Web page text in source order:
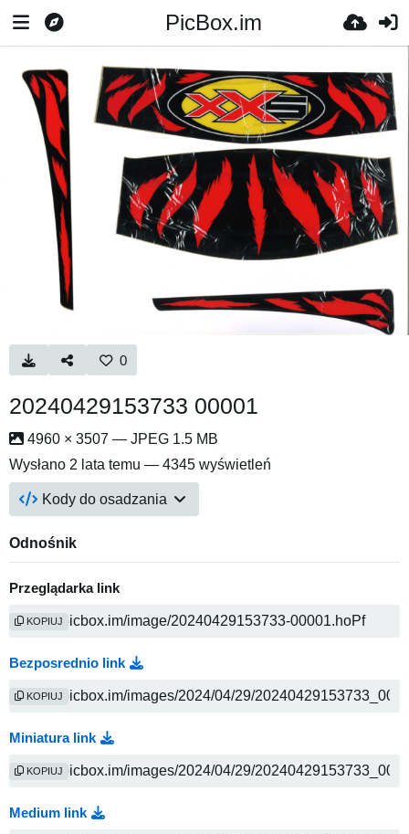
PicBox.im
0
20240429153733 00001
4960 × 3507 — JPEG 1.5 MB
Wysłano 2 lata temu — 4345 wyświetleń
Kody do osadzania
Odnośnik
Przeglądarka link
KOPIUJ
Bezposrednio link
KOPIUJ
Miniatura link
KOPIUJ
Medium link